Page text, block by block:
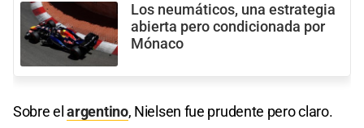
Los neumáticos, una estrategia
abierta pero condicionada por
Mónaco
Sobre elargentino, Nielsen fue prudente pero claro.